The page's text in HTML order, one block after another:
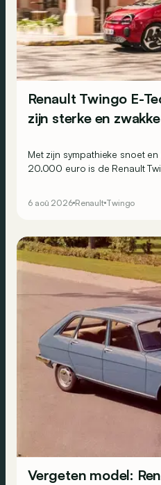
Renault Twingo E-
zijn sterke en
Met zijn sympathieke snoet
20.000 euro is de Renault
Dit zijn zijn belangrijkste
6 aoû 2026 Renault Twingo
Vergeten model: